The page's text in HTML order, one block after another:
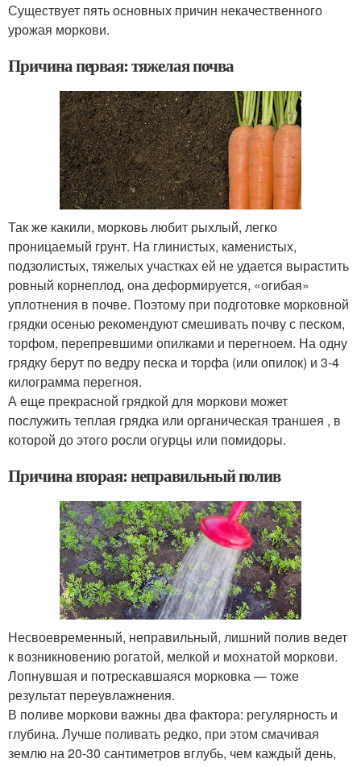
Существует пять основных причин некачественного
урожая моркови.
Причина первая: тяжелая почва
Так же какили, морковь любит рыхлый, легко
проницаемый грунт. На глинистых, каменистых,
подзолистых, тяжелых участках ей не удается вырастить
ровный корнеплод, она деформируется, «огибая»
уплотнения в почве. Поэтому при подготовке морковной
грядки осенью рекомендуют смешивать почву с песком,
торфом, перепревшими опилками и перегноем. На одну
грядку берут по ведру песка и торфа (или опилок) и 3-4
килограмма перегноя.
А еще прекрасной грядкой для моркови может
послужить теплая грядка или органическая траншея , в
которой до этого росли огурцы или помидоры.
Причина вторая: неправильный полив
Несвоевременный, неправильный, лишний полив ведет
к возникновению рогатой, мелкой и мохнатой моркови.
Лопнувшая и потрескавшаяся морковка — тоже
результат переувлажнения.
В поливе моркови важны два фактора: регулярность и
глубина. Лучше поливать редко, при этом смачивая
землю на 20-30 сантиметров вглубь, чем каждый день,